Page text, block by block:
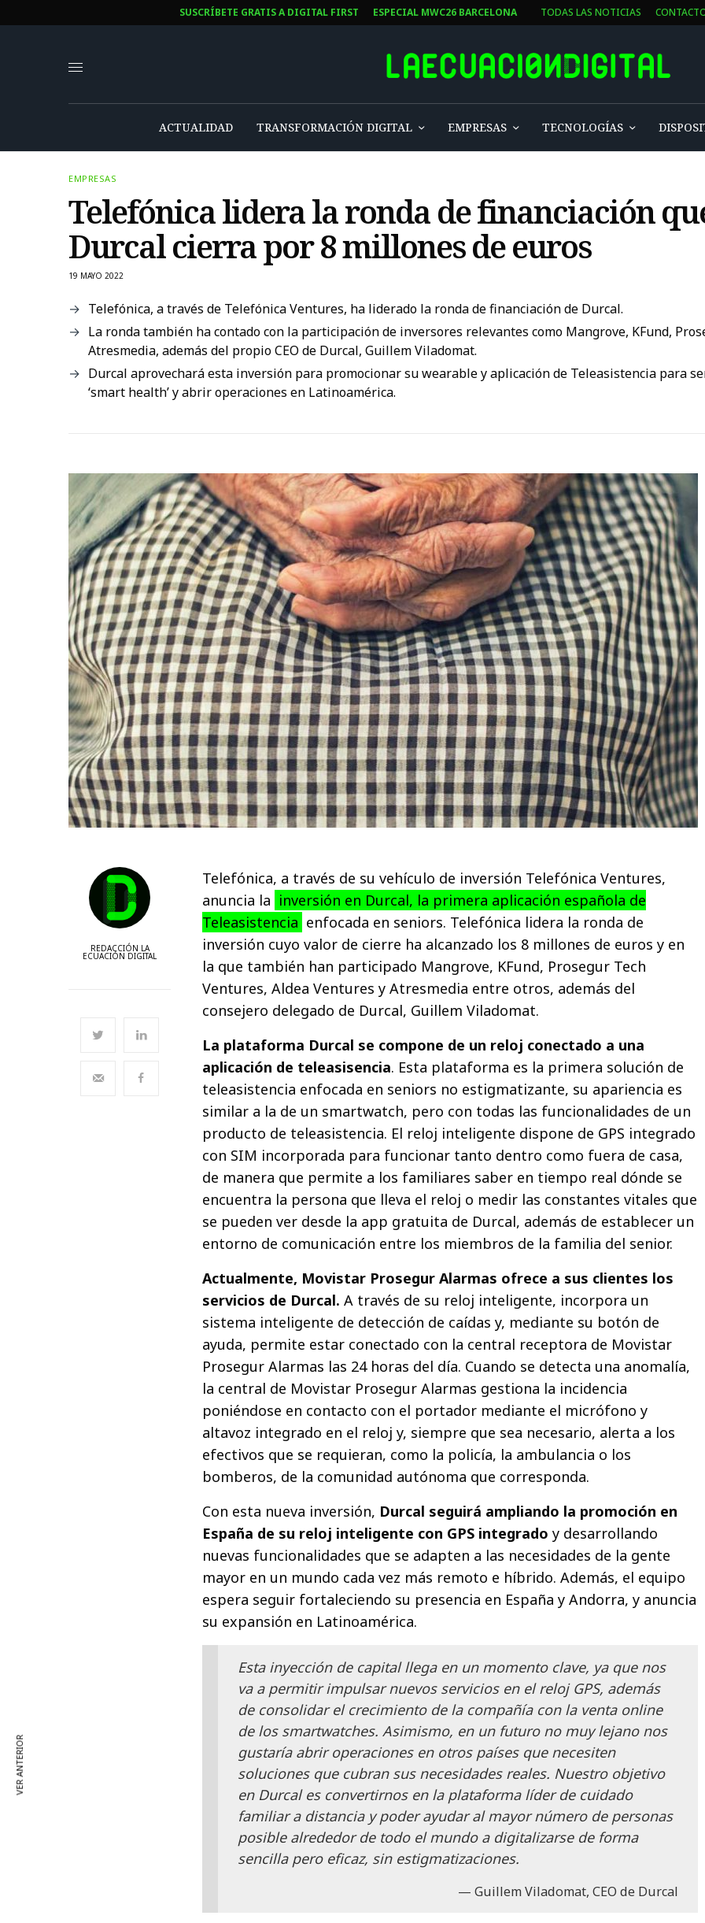
SUSCRÍBETE GRATIS A DIGITAL FIRST ESPECIAL MWC26 BARCELONA TODAS LAS NOTICIAS
ACTUALIDAD TRANSFORMACIÓN DIGITAL EMPRESAS TECNOLOGÍAS
EMPRESAS
Telefónica lidera la ronda de financiación
Durcal cierra por 8 millones de euros
19 MAYO 2022
Telefónica, a través de Telefónica Ventures, ha liderado la ronda de financiación de Durcal.
La ronda también ha contado con la participación de inversores relevantes como Mangrove, KFund,
Atresmedia, además del propio CEO de Durcal, Guillem Viladomat.
Durcal aprovechará esta inversión para promocionar su wearable y aplicación de Teleasistencia para
‘smart health’ y abrir operaciones en Latinoamérica.
REDACCIÓN LA
ECUACIÓN DIGITAL
Telefónica, a través de su vehículo de inversión Telefónica Ventures,
anuncia la inversión en Durcal, la primera aplicación española de
Teleasistencia enfocada en seniors. Telefónica lidera la ronda de
inversión cuyo valor de cierre ha alcanzado los 8 millones de euros y en
la que también han participado Mangrove, KFund, Prosegur Tech
Ventures, Aldea Ventures y Atresmedia entre otros, además del
consejero delegado de Durcal, Guillem Viladomat.
La plataforma Durcal se compone de un reloj conectado a una
aplicación de teleasisencia. Esta plataforma es la primera solución de
teleasistencia enfocada en seniors no estigmatizante, su apariencia es
similar a la de un smartwatch, pero con todas las funcionalidades de un
producto de teleasistencia. El reloj inteligente dispone de GPS integrado
con SIM incorporada para funcionar tanto dentro como fuera de casa,
de manera que permite a los familiares saber en tiempo real dónde se
encuentra la persona que lleva el reloj o medir las constantes vitales que
se pueden ver desde la app gratuita de Durcal, además de establecer un
entorno de comunicación entre los miembros de la familia del senior.
Actualmente, Movistar Prosegur Alarmas ofrece a sus clientes los
servicios de Durcal. A través de su reloj inteligente, incorpora un
sistema inteligente de detección de caídas y, mediante su botón de
ayuda, permite estar conectado con la central receptora de Movistar
Prosegur Alarmas las 24 horas del día. Cuando se detecta una anomalía,
la central de Movistar Prosegur Alarmas gestiona la incidencia
poniéndose en contacto con el portador mediante el micrófono y
altavoz integrado en el reloj y, siempre que sea necesario, alerta a los
efectivos que se requieran, como la policía, la ambulancia o los
bomberos, de la comunidad autónoma que corresponda.
Con esta nueva inversión, Durcal seguirá ampliando la promoción en
España de su reloj inteligente con GPS integrado y desarrollando
nuevas funcionalidades que se adapten a las necesidades de la gente
mayor en un mundo cada vez más remoto e híbrido. Además, el equipo
espera seguir fortaleciendo su presencia en España y Andorra, y anuncia
su expansión en Latinoamérica.
Esta inyección de capital llega en un momento clave, ya que nos
va a permitir impulsar nuevos servicios en el reloj GPS, además
de consolidar el crecimiento de la compañía con la venta online
de los smartwatches. Asimismo, en un futuro no muy lejano nos
gustaría abrir operaciones en otros países que necesiten
soluciones que cubran sus necesidades reales. Nuestro objetivo
en Durcal es convertirnos en la plataforma líder de cuidado
familiar a distancia y poder ayudar al mayor número de personas
posible alrededor de todo el mundo a digitalizarse de forma
sencilla pero eficaz, sin estigmatizaciones.
Guillem Viladomat, CEO de Durcal
VER ANTERIOR